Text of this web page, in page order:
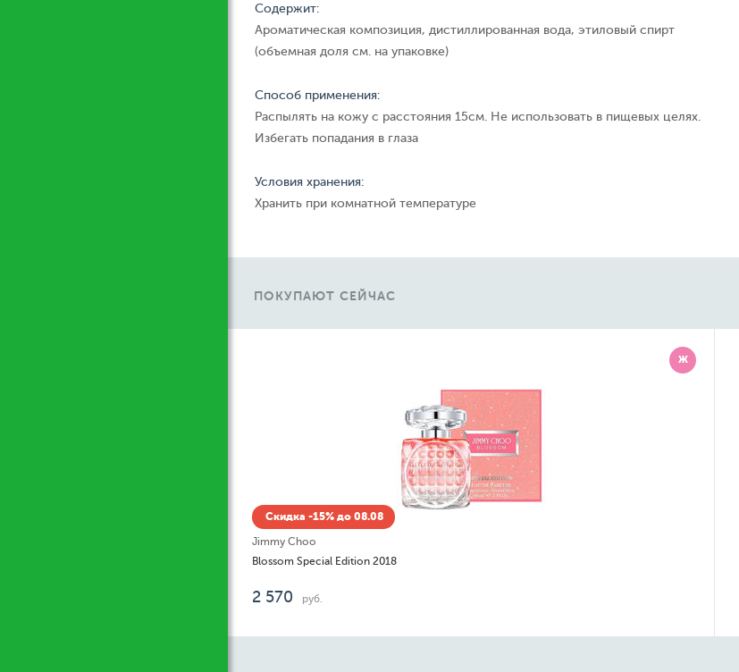
Содержит:
Ароматическая композиция, дистиллированная вода, этиловый спирт
(объемная доля см. на упаковке)
Способ применения:
Распылять на кожу с расстояния 15см. Не использовать в пищевых целях.
Избегать попадания в глаза
Условия хранения:
Хранить при комнатной температуре
ПОКУПАЮТ СЕЙЧАС
Ж
Скидка -15% до 08.08
Burberry
Burberry Her Eau De Toilette
от 1 247 до